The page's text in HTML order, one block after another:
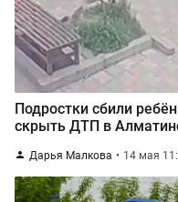
Подростки сбили
скрыть ДТП в
Дарья Малкова 14 мая